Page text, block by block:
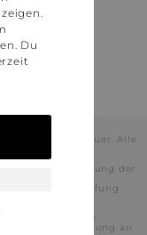
Mehrwertsteuer. Alle
durch die Nutzung der
voraussichtlich
vollständige Prüfung
in Einzelfällen
unserem
nur teilweise
deren Verwendung an
Du